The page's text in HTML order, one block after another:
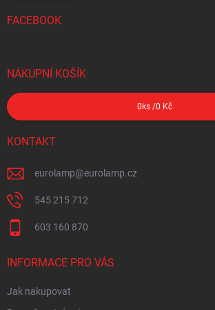
FACEBOOK
NÁKUPNÍ KOŠÍK
0 ks /0 Kč
KONTAKT
eurolamp@eurolamp.cz
545 215 712
603 160 870
INFORMACE PRO VÁS
Jak nakupovat